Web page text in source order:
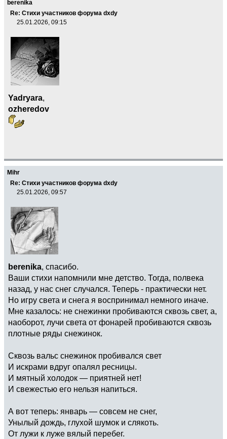
berenika
Re: Стихи участников форума dxdy
25.01.2026, 09:15
Yadryara,
ozheredov
Mihr
Re: Стихи участников форума dxdy
25.01.2026, 09:57
berenika, спасибо.
Ваши стихи напомнили мне детство. Тогда, полвека
назад, у нас снег случался. Теперь - практически нет.
Но игру света и снега я воспринимал немного иначе.
Мне казалось: не снежинки пробиваются сквозь свет, а,
наоборот, лучи света от фонарей пробиваются сквозь
плотные ряды снежинок.
Сквозь вальс снежинок пробивался свет
И искрами вдруг опалял ресницы.
И мятный холодок — приятней нет!
И свежестью его нельзя напиться.
А вот теперь: январь — совсем не снег,
Унылый дождь, глухой шумок и слякоть.
От лужи к луже вялый перебег.